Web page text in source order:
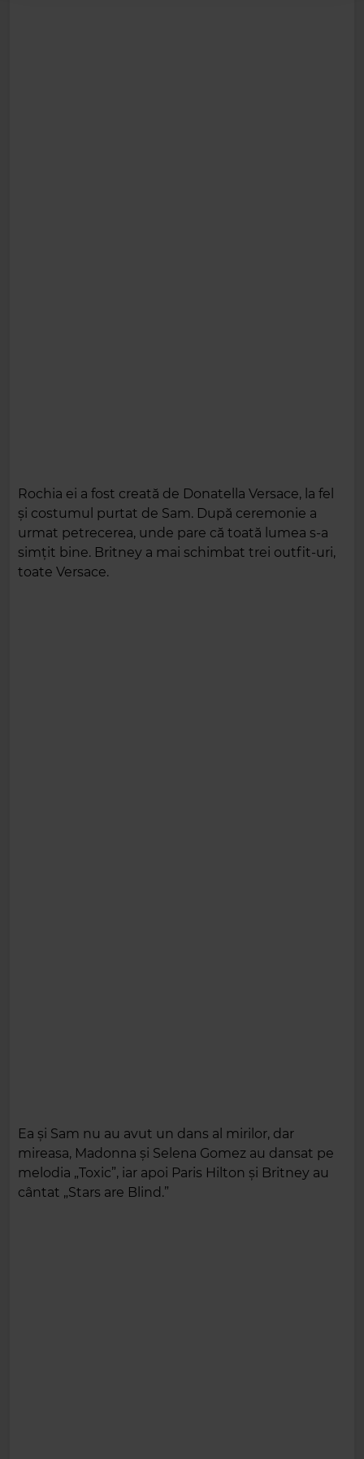
Rochia ei a fost creată de Donatella Versace, la fel
și costumul purtat de Sam. După ceremonie a
urmat petrecerea, unde pare că toată lumea s-a
simțit bine. Britney a mai schimbat trei outfit-uri,
toate Versace.
Ea și Sam nu au avut un dans al mirilor, dar
mireasa, Madonna și Selena Gomez au dansat pe
melodia „Toxic”, iar apoi Paris Hilton și Britney au
cântat „Stars are Blind.”